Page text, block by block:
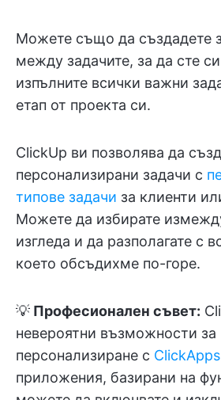
Можете също да създадете
между задачите, за да сте
изпълните всички важни
етап от проекта си.
ClickUp ви позволява да
персонализирани задачи с
типове задачи за клиенти
Можете да избирате
изгледа и да разполагате с
което обсъдихме по-горе.
💡 Професионален съвет:
невероятни възможности за
персонализиране с ClickApps
приложения, базирани на